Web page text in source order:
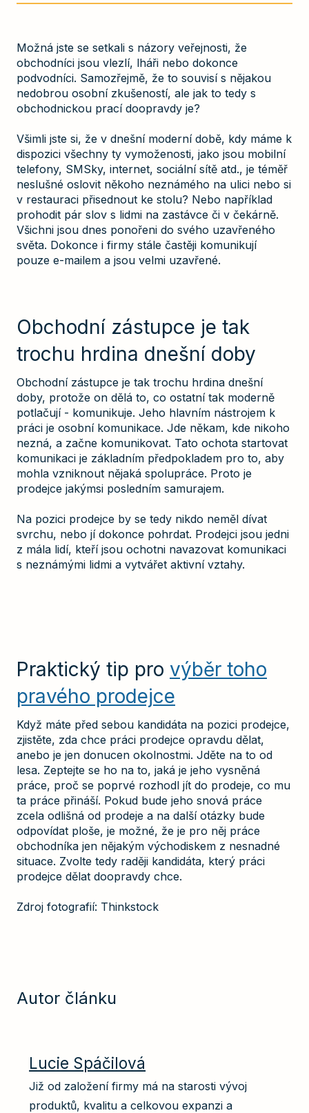
Možná jste se setkali s názory veřejnosti, že
obchodníci jsou vlezlí, lháři nebo dokonce
podvodníci. Samozřejmě, že to souvisí s nějakou
nedobrou osobní zkušeností, ale jak to tedy s
obchodnickou prací doopravdy je?
Všimli jste si, že v dnešní moderní době, kdy máme k
dispozici všechny ty vymoženosti, jako jsou mobilní
telefony, SMSky, internet, sociální sítě atd., je téměř
neslušné oslovit někoho neznámého na ulici nebo si
v restauraci přisednout ke stolu? Nebo například
prohodit pár slov s lidmi na zastávce či v čekárně.
Všichni jsou dnes ponořeni do svého uzavřeného
světa. Dokonce i firmy stále častěji komunikují
pouze e-mailem a jsou velmi uzavřené.
Obchodní zástupce je tak
trochu hrdina dnešní doby
Obchodní zástupce je tak trochu hrdina dnešní
doby, protože on dělá to, co ostatní tak moderně
potlačují - komunikuje. Jeho hlavním nástrojem k
práci je osobní komunikace. Jde někam, kde nikoho
nezná, a začne komunikovat. Tato ochota startovat
komunikaci je základním předpokladem pro to, aby
mohla vzniknout nějaká spolupráce. Proto je
prodejce jakýmsi posledním samurajem.
Na pozici prodejce by se tedy nikdo neměl dívat
svrchu, nebo jí dokonce pohrdat. Prodejci jsou jedni
z mála lidí, kteří jsou ochotni navazovat komunikaci
s neznámými lidmi a vytvářet aktivní vztahy.
Praktický tip pro výběr toho
pravého prodejce
Když máte před sebou kandidáta na pozici prodejce,
zjistěte, zda chce práci prodejce opravdu dělat,
anebo je jen donucen okolnostmi. Jděte na to od
lesa. Zeptejte se ho na to, jaká je jeho vysněná
práce, proč se poprvé rozhodl jít do prodeje, co mu
ta práce přináší. Pokud bude jeho snová práce
zcela odlišná od prodeje a na další otázky bude
odpovídat ploše, je možné, že je pro něj práce
obchodníka jen nějakým východiskem z nesnadné
situace. Zvolte tedy raději kandidáta, který práci
prodejce dělat doopravdy chce.
Zdroj fotografií: Thinkstock
Autor článku
Lucie Spáčilová
Již od založení firmy má na starosti vývoj
produktů, kvalitu a celkovou expanzi a